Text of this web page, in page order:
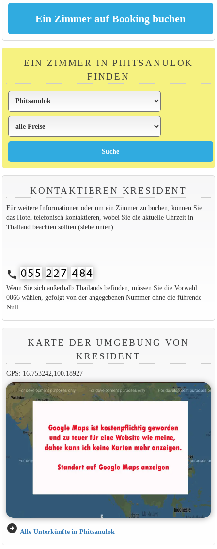
EIN ZIMMER IN PHITSANULOK
FINDEN
KONTAKTIEREN KRESIDENT
Für weitere Informationen oder um ein Zimmer zu buchen, können Sie
das Hotel telefonisch kontaktieren, wobei Sie die aktuelle Uhrzeit in
Thailand beachten sollten (siehe unten).
call
Wenn Sie sich außerhalb Thailands befinden, müssen Sie die Vorwahl
0066 wählen, gefolgt von der angegebenen Nummer ohne die führende
Null.
KARTE DER UMGEBUNG VON
KRESIDENT
GPS: 16.753242,100.18927
arrow_circle_right Alle Unterkünfte in Phitsanulok